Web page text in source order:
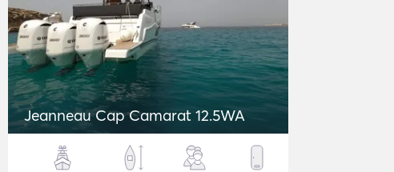
Jeanneau Cap Camarat 12.5WA